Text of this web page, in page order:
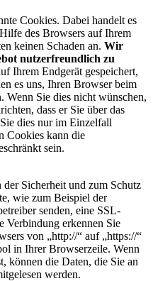
Cookies. Dabei handelt es
des Browsers auf Ihrem
keinen Schaden an. Wir
nutzerfreundlich zu
Ihrem Endgerät gespeichert,
es uns, Ihren Browser beim
Wenn Sie dies nicht wünschen,
dass er Sie über das
dies nur im Einzelfall
Cookies kann die
sein.
der Sicherheit und zum Schutz
wie zum Beispiel der
senden, eine SSL-
Verbindung erkennen Sie
von „http://“ auf „https://“
in Ihrer Browserzeile. Wenn
können die Daten, die Sie an
werden.